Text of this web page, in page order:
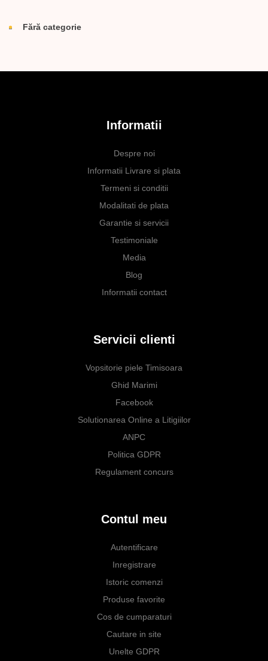
Fără categorie
Informatii
Despre noi
Informatii Livrare si plata
Termeni si conditii
Modalitati de plata
Garantie si servicii
Testimoniale
Media
Blog
Informatii contact
Servicii clienti
Vopsitorie piele Timisoara
Ghid Marimi
Facebook
Solutionarea Online a Litigiilor
ANPC
Politica GDPR
Regulament concurs
Contul meu
Autentificare
Inregistrare
Istoric comenzi
Produse favorite
Cos de cumparaturi
Cautare in site
Unelte GDPR